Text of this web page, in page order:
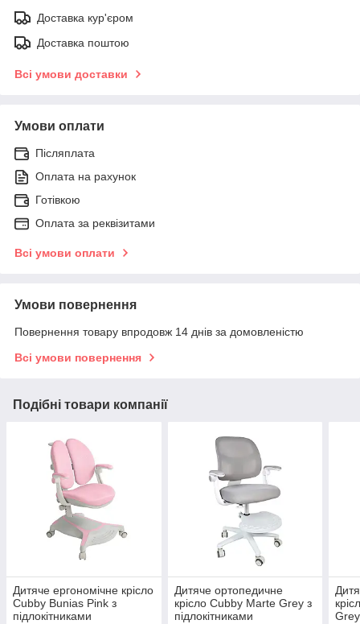
Доставка кур'єром
Доставка поштою
Всі умови доставки
Умови оплати
Післяплата
Оплата на рахунок
Готівкою
Оплата за реквізитами
Всі умови оплати
Умови повернення
Повернення товару впродовж 14 днів за домовленістю
Всі умови повернення
Подібні товари компанії
Дитяче ергономічне крісло
Cubby Bunias Pink з
підлокітниками
Дитяче ортопедичне
крісло Cubby Marte Grey з
підлокітниками